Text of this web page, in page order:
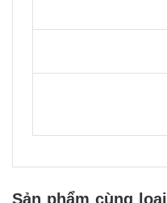
Sản phẩm cùng loại